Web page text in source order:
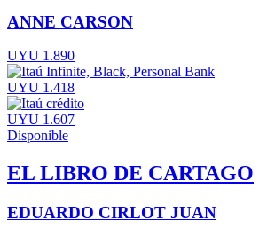
ANNE CARSON
UYU 1.890
UYU 1.418
UYU 1.607
Disponible
EL LIBRO DE CARTAGO
EDUARDO CIRLOT JUAN